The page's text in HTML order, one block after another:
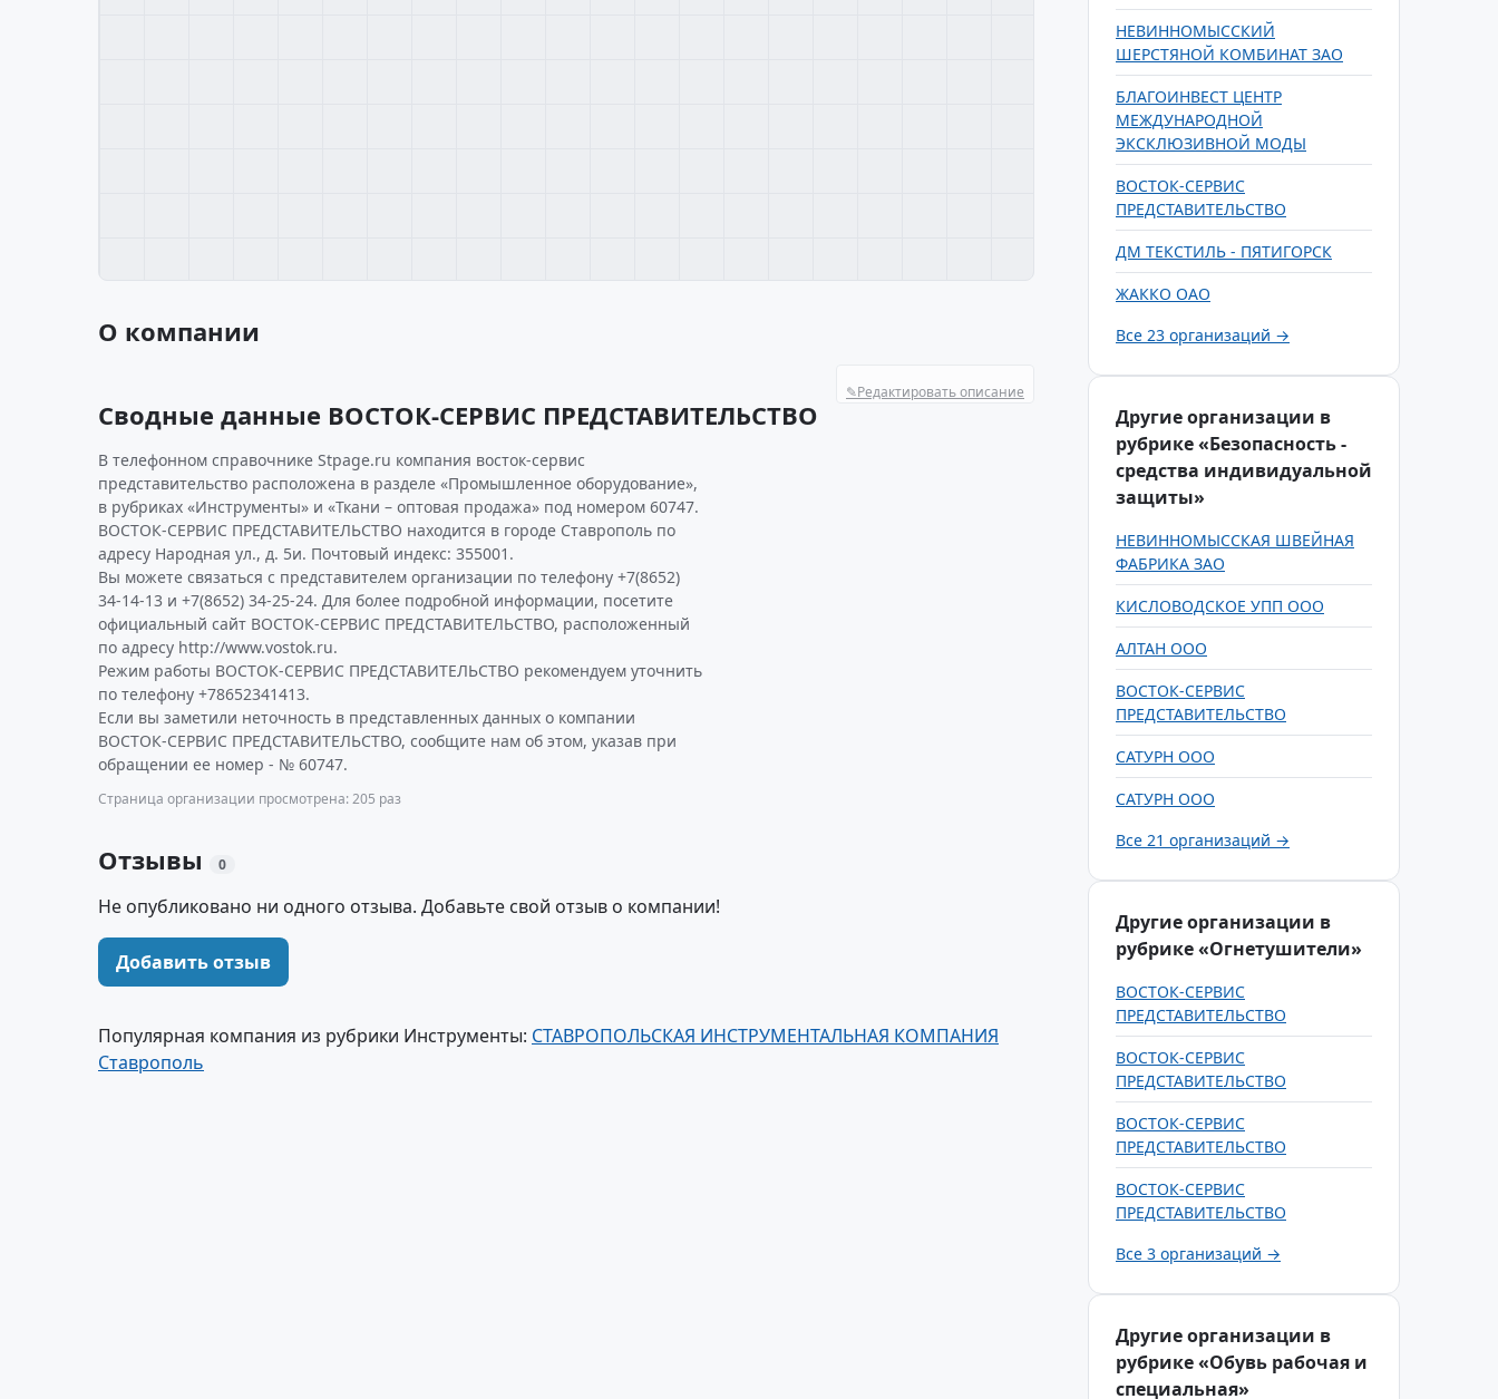
О компании
✎Редактировать описание
Сводные данные ВОСТОК-СЕРВИС ПРЕДСТАВИТЕЛЬСТВО
В телефонном справочнике Stpage.ru компания восток-сервис
представительство расположена в разделе «Промышленное оборудование»,
в рубриках «Инструменты» и «Ткани – оптовая продажа» под номером 60747.
ВОСТОК-СЕРВИС ПРЕДСТАВИТЕЛЬСТВО находится в городе Ставрополь по
адресу Народная ул., д. 5и. Почтовый индекс: 355001.
Вы можете связаться с представителем организации по телефону +7(8652)
34-14-13 и +7(8652) 34-25-24. Для более подробной информации, посетите
официальный сайт ВОСТОК-СЕРВИС ПРЕДСТАВИТЕЛЬСТВО, расположенный
по адресу http://www.vostok.ru.
Режим работы ВОСТОК-СЕРВИС ПРЕДСТАВИТЕЛЬСТВО рекомендуем уточнить
по телефону +78652341413.
Если вы заметили неточность в представленных данных о компании
ВОСТОК-СЕРВИС ПРЕДСТАВИТЕЛЬСТВО, сообщите нам об этом, указав при
обращении ее номер - № 60747.
Страница организации просмотрена: 205 раз
Отзывы 0
Не опубликовано ни одного отзыва. Добавьте свой отзыв о компании!
Добавить отзыв
Популярная компания из рубрики Инструменты: СТАВРОПОЛЬСКАЯ ИНСТРУМЕНТАЛЬНАЯ КОМПАНИЯ
Ставрополь
НЕВИННОМЫССКИЙ
ШЕРСТЯНОЙ КОМБИНАТ ЗАО
БЛАГОИНВЕСТ ЦЕНТР
МЕЖДУНАРОДНОЙ
ЭКСКЛЮЗИВНОЙ МОДЫ
ВОСТОК-СЕРВИС
ПРЕДСТАВИТЕЛЬСТВО
ДМ ТЕКСТИЛЬ - ПЯТИГОРСК
ЖАККО ОАО
Все 23 организаций →
Другие организации в
рубрике «Безопасность -
средства индивидуальной
защиты»
НЕВИННОМЫССКАЯ ШВЕЙНАЯ
ФАБРИКА ЗАО
КИСЛОВОДСКОЕ УПП ООО
АЛТАН ООО
ВОСТОК-СЕРВИС
ПРЕДСТАВИТЕЛЬСТВО
САТУРН ООО
САТУРН ООО
Все 21 организаций →
Другие организации в
рубрике «Огнетушители»
ВОСТОК-СЕРВИС
ПРЕДСТАВИТЕЛЬСТВО
ВОСТОК-СЕРВИС
ПРЕДСТАВИТЕЛЬСТВО
ВОСТОК-СЕРВИС
ПРЕДСТАВИТЕЛЬСТВО
ВОСТОК-СЕРВИС
ПРЕДСТАВИТЕЛЬСТВО
Все 3 организаций →
Другие организации в
рубрике «Обувь рабочая и
специальная»